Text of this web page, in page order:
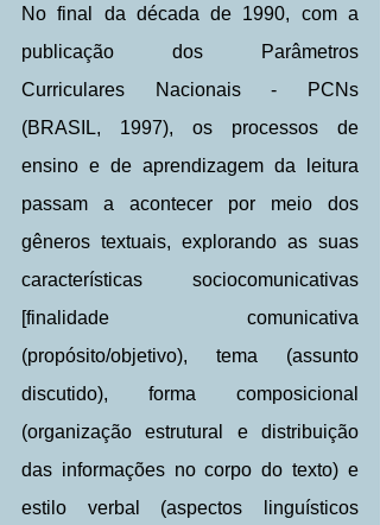
No final da década de 1990, com a
publicação dos Parâmetros
Curriculares Nacionais - PCNs
(BRASIL, 1997), os processos de
ensino e de aprendizagem da leitura
passam a acontecer por meio dos
gêneros textuais, explorando as suas
características sociocomunicativas
[finalidade comunicativa
(propósito/objetivo), tema (assunto
discutido), forma composicional
(organização estrutural e distribuição
das informações no corpo do texto) e
estilo verbal (aspectos linguísticos